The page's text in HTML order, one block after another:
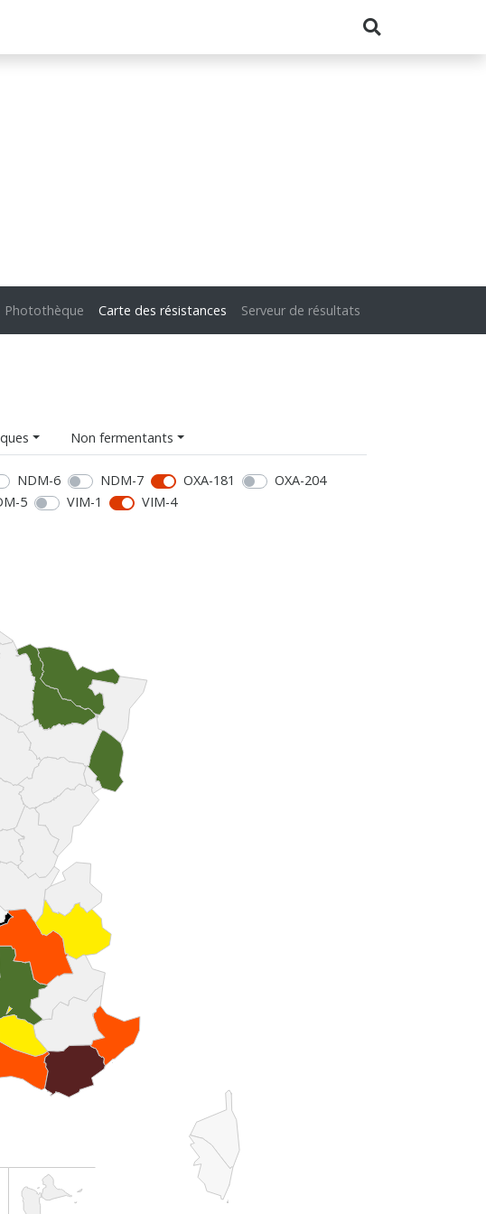
Photothèque Carte des résistances Serveur de résultats
Non fermentants
NDM-6 NDM-7 OXA-181
OXA-204
5 VIM-1 VIM-4